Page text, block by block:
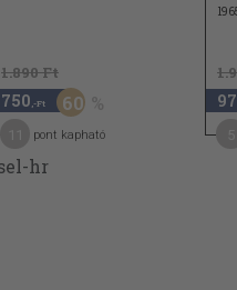
1.890 Ft
750 ,-Ft 60
pont kapható